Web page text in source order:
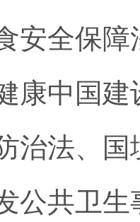
安全保
康中国
治法、
公共卫